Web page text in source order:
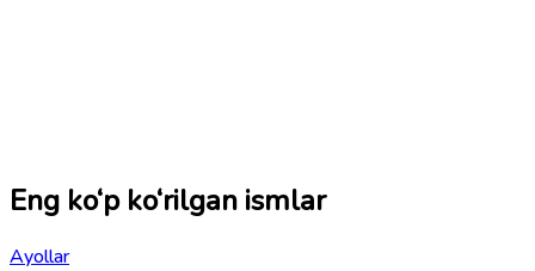
Eng ko‘p ko‘rilgan ismlar
Ayollar